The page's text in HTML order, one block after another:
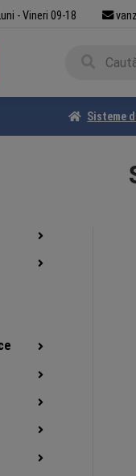
- Vineri 09-18
Sisteme